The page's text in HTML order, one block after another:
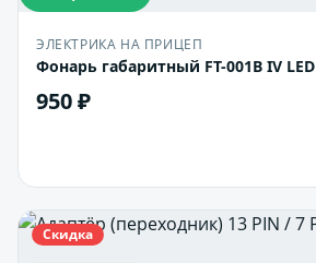
ЭЛЕКТРИКА НА ПРИЦЕП
Фонарь габаритный FT-001B IV LED
950 ₽
Скидка